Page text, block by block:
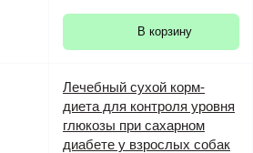
В корзину
Лечебный сухой корм-
диета для контроля уровня
глюкозы при сахарном
диабете у взрослых собак